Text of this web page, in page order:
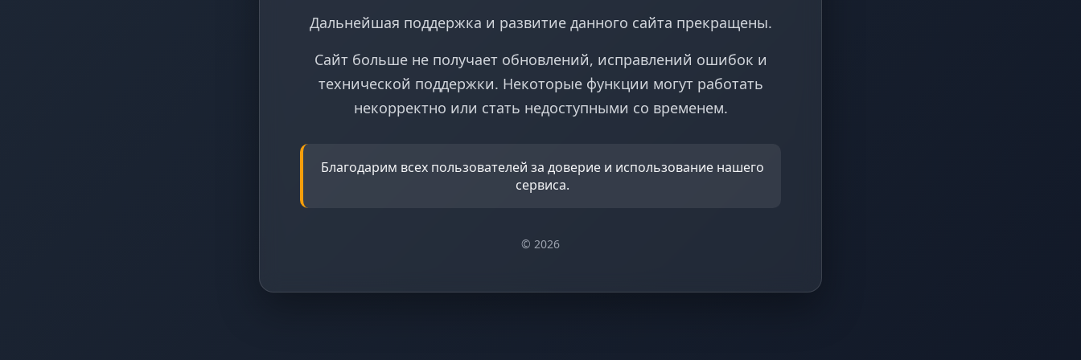
Дальнейшая поддержка и развитие данного сайта прекращены.
Сайт больше не получает обновлений, исправлений ошибок и
технической поддержки. Некоторые функции могут работать
некорректно или стать недоступными со временем.
Благодарим всех пользователей за доверие и использование нашего
сервиса.
© 2026